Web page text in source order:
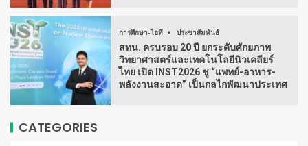
การศึกษา-ไอที ประชาสัมพันธ์
สทน. ครบรอบ 20 ปี ยกระดับศักยภาพ
วิทยาศาสตร์และเทคโนโลยีนิวเคลียร์
ไทย เปิด INST2026 ชู “แพทย์-อาหาร-
พลังงานสะอาด” เป็นกลไกพัฒนาประเทศ
CATEGORIES